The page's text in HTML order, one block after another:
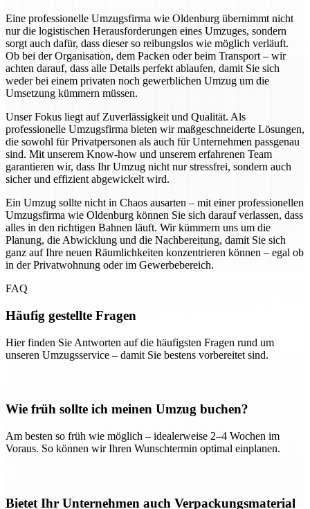
Eine professionelle Umzugsfirma wie Oldenburg übernimmt nicht
nur die logistischen Herausforderungen eines Umzuges, sondern
sorgt auch dafür, dass dieser so reibungslos wie möglich verläuft.
Ob bei der Organisation, dem Packen oder beim Transport – wir
achten darauf, dass alle Details perfekt ablaufen, damit Sie sich
weder bei einem privaten noch gewerblichen Umzug um die
Umsetzung kümmern müssen.
Unser Fokus liegt auf Zuverlässigkeit und Qualität. Als
professionelle Umzugsfirma bieten wir maßgeschneiderte Lösungen,
die sowohl für Privatpersonen als auch für Unternehmen passgenau
sind. Mit unserem Know-how und unserem erfahrenen Team
garantieren wir, dass Ihr Umzug nicht nur stressfrei, sondern auch
sicher und effizient abgewickelt wird.
Ein Umzug sollte nicht in Chaos ausarten – mit einer professionellen
Umzugsfirma wie Oldenburg können Sie sich darauf verlassen, dass
alles in den richtigen Bahnen läuft. Wir kümmern uns um die
Planung, die Abwicklung und die Nachbereitung, damit Sie sich
ganz auf Ihre neuen Räumlichkeiten konzentrieren können – egal ob
in der Privatwohnung oder im Gewerbebereich.
FAQ
Häufig gestellte Fragen
Hier finden Sie Antworten auf die häufigsten Fragen rund um
unseren Umzugsservice – damit Sie bestens vorbereitet sind.
Wie früh sollte ich meinen Umzug buchen?
Am besten so früh wie möglich – idealerweise 2–4 Wochen im
Voraus. So können wir Ihren Wunschtermin optimal einplanen.
Bietet Ihr Unternehmen auch Verpackungsmaterial